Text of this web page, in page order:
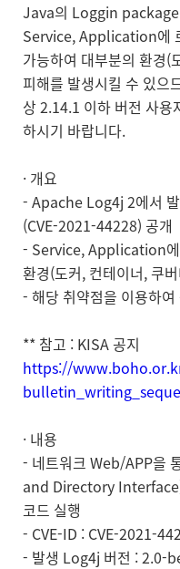
Java의 Loggin package
Service, Application에
가능하여 대부분의 환경(
피해를 발생시킬 수 있
상 2.14.1 이하 버전 사용
하시기 바랍니다.
· 개요
- Apache Log4j 2에서
(CVE-2021-44228) 공개
- Service, Application에
환경(도커, 컨테이너, 쿠
- 해당 취약점을 이용하
** 참고 : KISA 공지
https://
· 내용
- 네트워크 Web/APP을
and Directory Interface)
코드 실행
- CVE-ID : CVE-2021-
- 발생 Log4j 버전 : 2.0-